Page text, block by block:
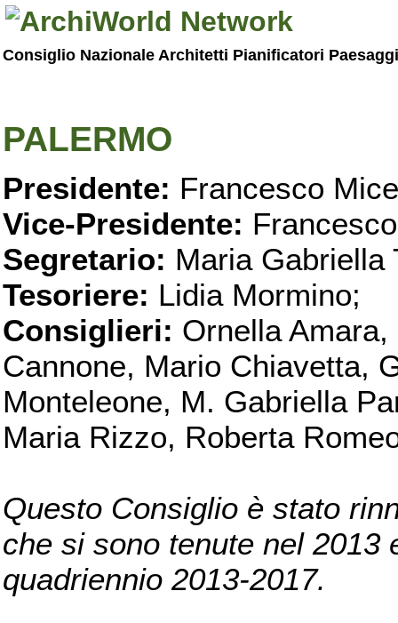
Consiglio Nazionale Architetti Pianificatori
PALERMO
Presidente: Francesco
Vice-Presidente:
Segretario: Maria Gabriella
Tesoriere: Lidia Mormino;
Consiglieri: Ornella
Cannone, Mario Chiavetta,
Monteleone, M. Gabriella
Maria Rizzo, Roberta
Questo Consiglio è stato
che si sono tenute nel 2013
quadriennio 2013-2017.